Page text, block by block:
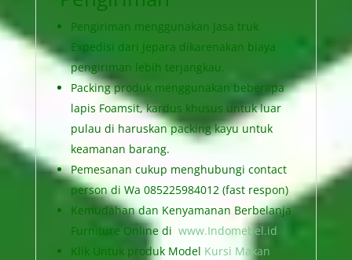
Pengiriman menggunakan Jasa truk
Expedisi dari Jepara dikarenakan biaya
pengiriman lebih terjangkau.
Packing produk menggunakan beberapa
lapis Foamsit, kardus khusus untuk luar
pulau di haruskan packing kayu untuk
keamanan barang.
Pemesanan cukup menghubungi contact
person di Wa 085225984012 (fast respon)
Kemudahan dan Kenyamanan Berbelanja
Furniture Online di www.Indomebel.id
Klik Untuk produk Model Kursi Makan